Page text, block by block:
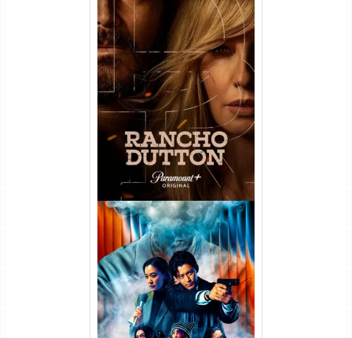
Rancho Dutton 1ª
Temporada Torrent (2026)
WEB-DL 1080p Dual Áudio
Vapor Humano 1ª Temporada
Torrent (2026) WEB-DL 1080p
Dual Áudio